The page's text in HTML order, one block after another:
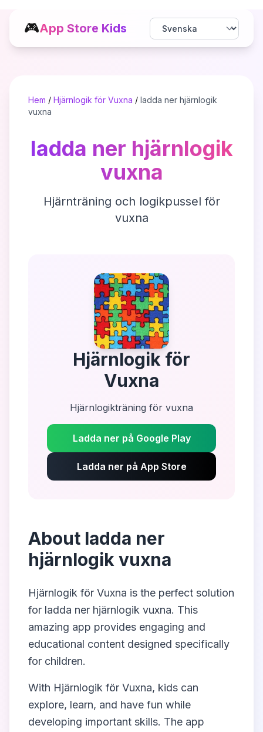
🎮App Store Kids
Hem / Hjärnlogik för Vuxna / ladda ner hjärnlogik
vuxna
ladda ner hjärnlogik
vuxna
Hjärnträning och logikpussel för
vuxna
Hjärnlogik för
Vuxna
Hjärnlogikträning för vuxna
Ladda ner på Google Play
Ladda ner på App Store
About ladda ner
hjärnlogik vuxna
Hjärnlogik för Vuxna is the perfect solution
for ladda ner hjärnlogik vuxna. This
amazing app provides engaging and
educational content designed specifically
for children.
With Hjärnlogik för Vuxna, kids can
explore, learn, and have fun while
developing important skills. The app